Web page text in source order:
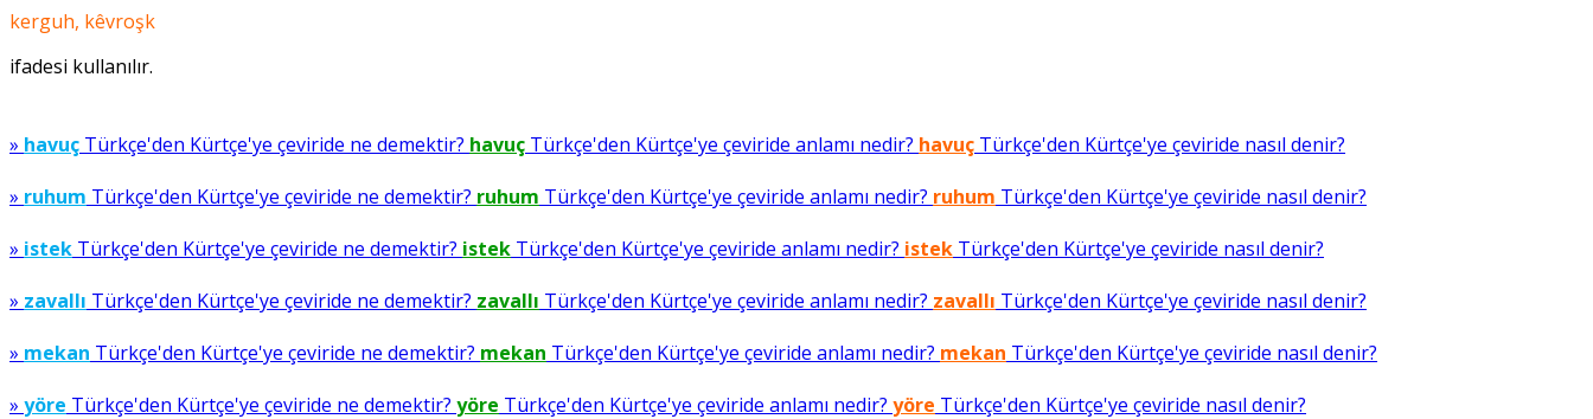
kerguh, kêvroşk
ifadesi kullanılır.
» havuç Türkçe'den Kürtçe'ye çeviride ne demektir? havuç Türkçe'den Kürtçe'ye çeviride anlamı nedir? havuç Türkçe'den Kürtçe'ye çeviride nasıl denir?
» ruhum Türkçe'den Kürtçe'ye çeviride ne demektir? ruhum Türkçe'den Kürtçe'ye çeviride anlamı nedir? ruhum Türkçe'den Kürtçe'ye çeviride nasıl denir?
» istek Türkçe'den Kürtçe'ye çeviride ne demektir? istek Türkçe'den Kürtçe'ye çeviride anlamı nedir? istek Türkçe'den Kürtçe'ye çeviride nasıl denir?
» zavallı Türkçe'den Kürtçe'ye çeviride ne demektir? zavallı Türkçe'den Kürtçe'ye çeviride anlamı nedir? zavallı Türkçe'den Kürtçe'ye çeviride nasıl denir?
» mekan Türkçe'den Kürtçe'ye çeviride ne demektir? mekan Türkçe'den Kürtçe'ye çeviride anlamı nedir? mekan Türkçe'den Kürtçe'ye çeviride nasıl denir?
» yöre Türkçe'den Kürtçe'ye çeviride ne demektir? yöre Türkçe'den Kürtçe'ye çeviride anlamı nedir? yöre Türkçe'den Kürtçe'ye çeviride nasıl denir?